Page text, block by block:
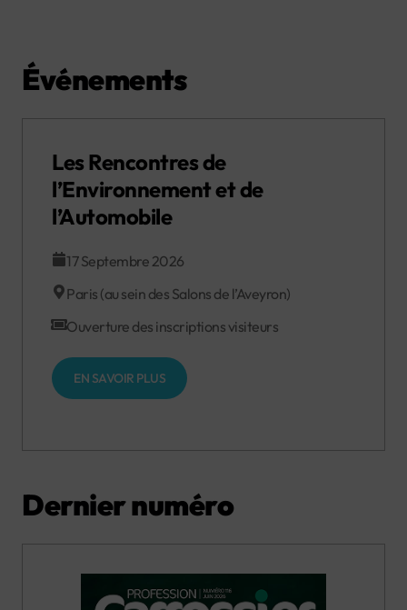
Événements
Les Rencontres de
l’Environnement et de
l’Automobile
17 Septembre 2026
Paris (au sein des Salons de l’Aveyron)
Ouverture des inscriptions visiteurs
EN SAVOIR PLUS
Dernier numéro